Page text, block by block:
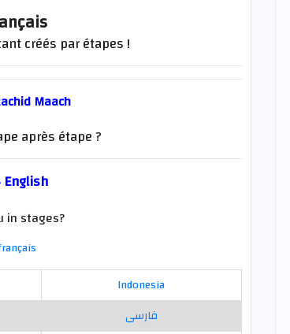
créés par étapes !
Maach
après étape ?
in stages?
Indonesia
فارسی